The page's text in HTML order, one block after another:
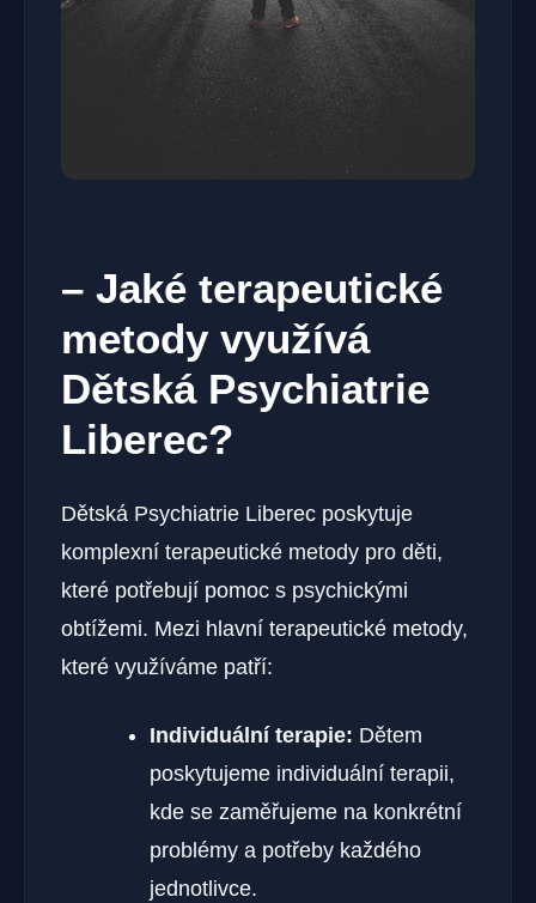
– Jaké terapeutické
metody využívá
Dětská Psychiatrie
Liberec?
Dětská Psychiatrie Liberec poskytuje
komplexní terapeutické metody pro děti,
které potřebují pomoc s psychickými
obtížemi. Mezi hlavní terapeutické metody,
které využíváme patří:
Individuální terapie: Dětem
poskytujeme individuální terapii,
kde se zaměřujeme na konkrétní
problémy a potřeby každého
jednotlivce.